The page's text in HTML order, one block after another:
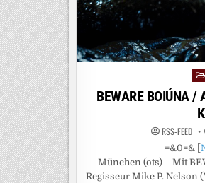
in
BEWARE BOIÚNA
RSS-FEED
=&0=& [
München (ots) – Mit
Regisseur Mike P. Nelson